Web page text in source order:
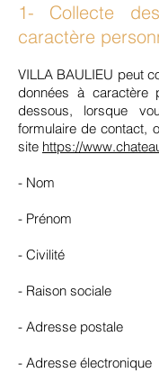
1- Collecte
caractère
VILLA BAULIEU peut
données à caractère
dessous, lorsque
formulaire de contact,
site https://
- Nom
- Prénom
- Civilité
- Raison sociale
- Adresse postale
- Adresse électronique